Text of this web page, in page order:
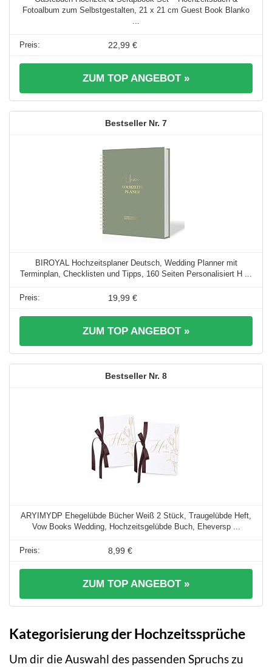
Fotoalbum zum Selbstgestalten, 21 x 21 cm Guest Book Blanko
...
22,99 €
ZUM TOP ANGEBOT »
7
BIROYAL Hochzeitsplaner Deutsch, Wedding Planner mit
Terminplan, Checklisten und Tipps, 160 Seiten Personalisiert H ...
19,99 €
ZUM TOP ANGEBOT »
8
ARYIMYDP Ehegelübde Bücher Weiß 2 Stück, Traugelübde Heft,
Vow Books Wedding, Hochzeitsgelübde Buch, Eheversp ...
8,99 €
ZUM TOP ANGEBOT »
Kategorisierung der Hochzeitssprüche
Um dir die Auswahl des passenden Spruchs zu